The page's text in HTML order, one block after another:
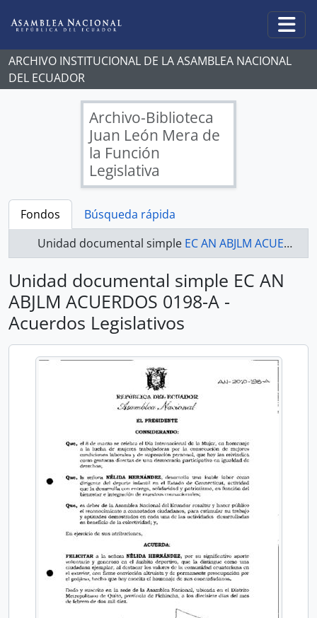
ARCHIVO INSTITUCIONAL DE LA ASAMBLEA NACIONAL
DEL ECUADOR
Archivo-Biblioteca
Juan León Mera de
la Función
Legislativa
Fondos
Búsqueda rápida
Unidad documental simple EC AN ABJLM ACUERDOS 0198-A - Acuerdos Legislativos
Unidad documental simple EC AN
ABJLM ACUERDOS 0198-A -
Acuerdos Legislativos